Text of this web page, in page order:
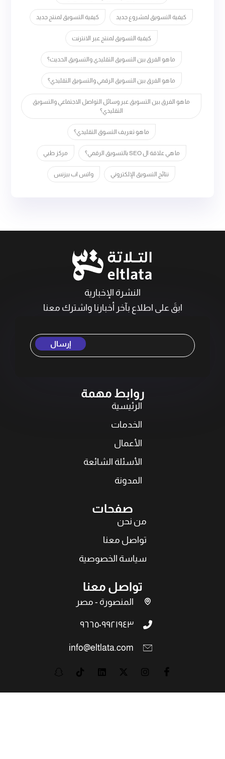
كيفية التسويق لمشروع جديد كيفية التسويق لمنتج جديد
كيفية التسويق لمنتج عبر الانترنت
ما هو الفرق بين التسويق التقليدي والتسويق الحديث؟
ما هو الفرق بين التسويق الرقمي والتسويق التقليدي؟
ما هو الفرق بين التسويق عبر وسائل التواصل الاجتماعي والتسويق
التقليدي؟
ما هو تعريف التسوق التقليدي؟
ما هي علاقة ال SEO بالتسويق الرقمي؟ مركز طبي
نتائج التسويق الإلكتروني واتس اب بيزنس
النشرة الإخبارية
ابقَ على اطلاع بآخر أخبارنا واشترك معنا
إرسال
روابط مهمة
الرئيسية
الخدمات
الأعمال
الأسئلة الشائعة
المدونة
صفحات
من نحن
تواصل معنا
سياسة الخصوصية
تواصل معنا
المنصورة - مصر
٩٦٦٥٠٩٩٢١٩٤٣
info@eltlata.com